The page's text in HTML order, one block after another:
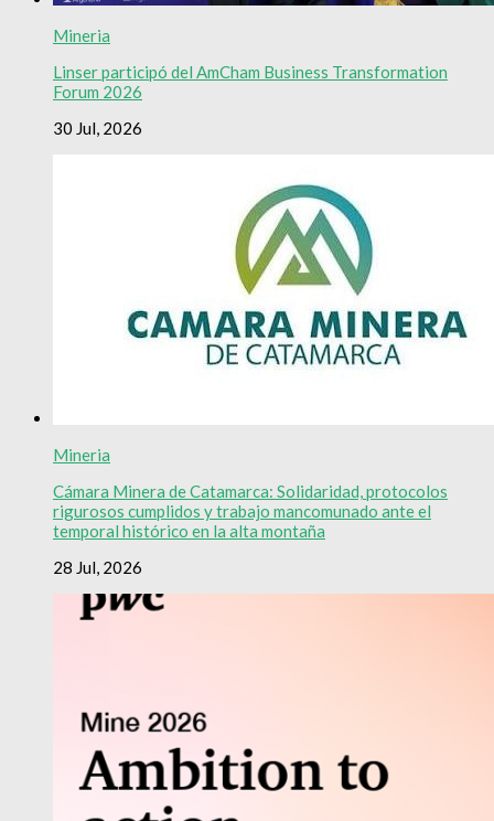
Mineria
Linser participó del AmCham Business Transformation
Forum 2026
30 Jul, 2026
Mineria
Cámara Minera de Catamarca: Solidaridad, protocolos
rigurosos cumplidos y trabajo mancomunado ante el
temporal histórico en la alta montaña
28 Jul, 2026